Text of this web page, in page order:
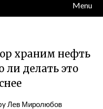
Menu
храним нефть
делать это
Лев Миролюбов